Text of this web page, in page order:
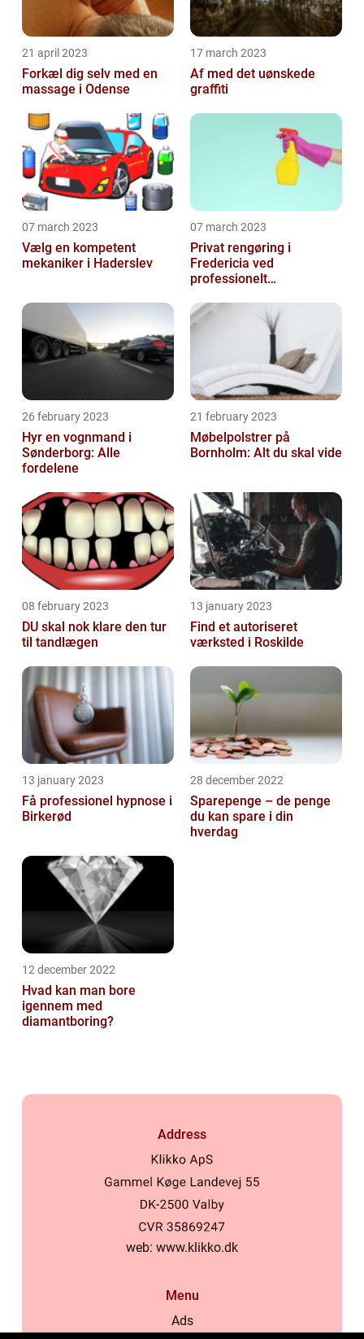
21 april 2023
Forkæl dig selv med en
massage i Odense
17 march 2023
Af med det uønskede
graffiti
07 march 2023
Vælg en kompetent
mekaniker i Haderslev
07 march 2023
Privat rengøring i
Fredericia ved
professionelt
26 february 2023
Hyr en vognmand i
Sønderborg: Alle
fordelene
21 february 2023
Møbelpolstrer på
Bornholm: Alt du skal vide
08 february 2023
DU skal nok klare den tur
til tandlægen
13 january 2023
Find et autoriseret
værksted i Roskilde
13 january 2023
Få professionel hypnose i
Birkerød
28 december 2022
Sparepenge – de penge
du kan spare i din
hverdag
12 december 2022
Hvad kan man bore
igennem med
diamantboring?
Address
web: www.klikko.dk
Menu
Ads